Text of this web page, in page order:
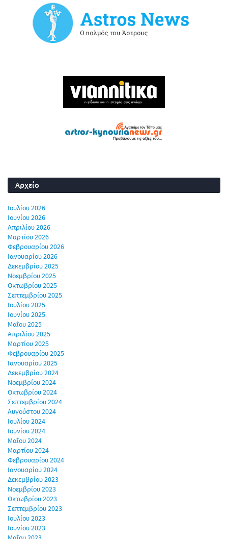
Αρχείο
Ιουλίου 2026
Ιουνίου 2026
Απριλίου 2026
Μαρτίου 2026
Φεβρουαρίου 2026
Ιανουαρίου 2026
Δεκεμβρίου 2025
Νοεμβρίου 2025
Οκτωβρίου 2025
Σεπτεμβρίου 2025
Ιουλίου 2025
Ιουνίου 2025
Μαΐου 2025
Απριλίου 2025
Μαρτίου 2025
Φεβρουαρίου 2025
Ιανουαρίου 2025
Δεκεμβρίου 2024
Νοεμβρίου 2024
Οκτωβρίου 2024
Σεπτεμβρίου 2024
Αυγούστου 2024
Ιουλίου 2024
Ιουνίου 2024
Μαΐου 2024
Μαρτίου 2024
Φεβρουαρίου 2024
Ιανουαρίου 2024
Δεκεμβρίου 2023
Νοεμβρίου 2023
Οκτωβρίου 2023
Σεπτεμβρίου 2023
Ιουλίου 2023
Ιουνίου 2023